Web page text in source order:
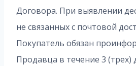
Договора. При выявлении
не связанных с почтовой
Покупатель обязан
Продавца в течение 3 (трех)